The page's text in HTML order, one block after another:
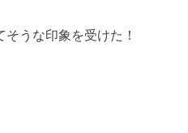
うな印象を受けた！